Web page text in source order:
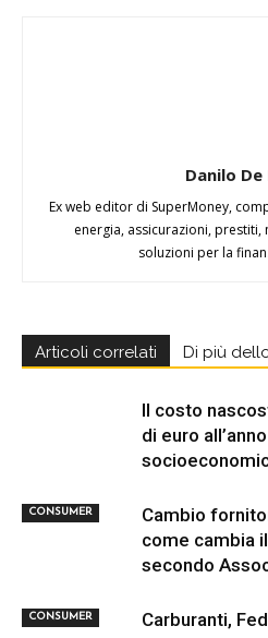
Danilo De
Ex web editor di SuperMoney,
energia, assicurazioni, prestiti,
soluzioni per la
Articoli correlati Di più
CONSUMER
Il costo
di euro
CONSUMER
Cambio
come cambia
secondo
Carburanti,